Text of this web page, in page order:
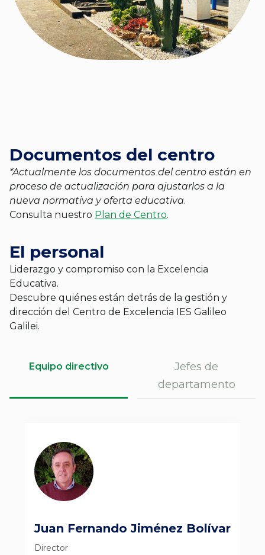
Documentos del centro
*Actualmente los documentos del centro están en
proceso de actualización para ajustarlos a la
nueva normativa y oferta educativa.
Consulta nuestro Plan de Centro.
El personal
Liderazgo y compromiso con la Excelencia
Educativa.
Descubre quiénes están detrás de la gestión y
dirección del Centro de Excelencia IES Galileo
Galilei.
Equipo directivo
Jefes de
departamento
Juan Fernando Jiménez Bolívar
Director